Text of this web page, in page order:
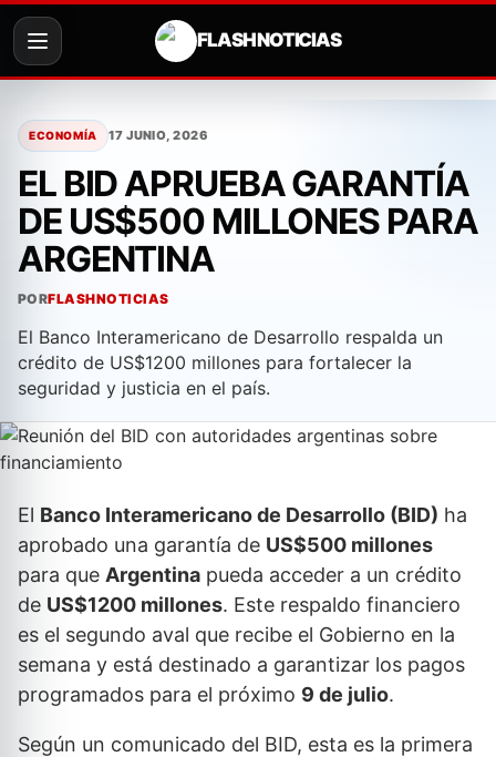
contenido
FLASH NOTICIAS
ECONOMÍA 17 JUNIO, 2026
EL BID APRUEBA GARANTÍA
DE US$500 MILLONES PARA
ARGENTINA
PORFLASHNOTICIAS
El Banco Interamericano de Desarrollo respalda un
crédito de US$1200 millones para fortalecer la
seguridad y justicia en el país.
El Banco Interamericano de Desarrollo (BID) ha
aprobado una garantía de US$500 millones
para que Argentina pueda acceder a un crédito
de US$1200 millones. Este respaldo financiero
es el segundo aval que recibe el Gobierno en la
semana y está destinado a garantizar los pagos
programados para el próximo 9 de julio.
Según un comunicado del BID, esta es la primera